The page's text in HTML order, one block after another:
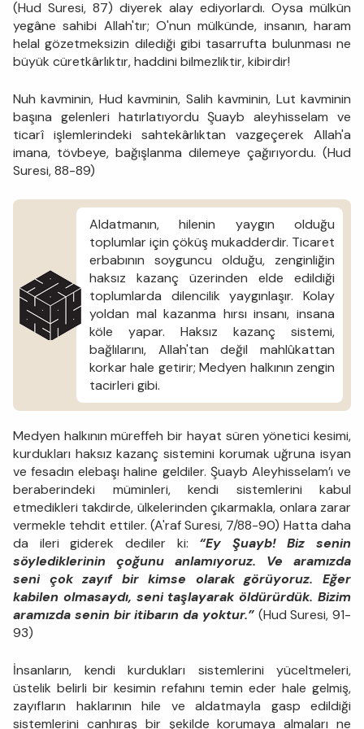
(Hud Suresi, 87) diyerek alay ediyorlardı. Oysa mülkün
yegâne sahibi Allah'tır; O'nun mülkünde, insanın, haram
helal gözetmeksizin dilediği gibi tasarrufta bulunması ne
büyük cüretkârlıktır, haddini bilmezliktir, kibirdir!
Nuh kavminin, Hud kavminin, Salih kavminin, Lut kavminin
başına gelenleri hatırlatıyordu Şuayb aleyhisselam ve
ticarî işlemlerindeki sahtekârlıktan vazgeçerek Allah'a
imana, tövbeye, bağışlanma dilemeye çağırıyordu. (Hud
Suresi, 88-89)
Aldatmanın, hilenin yaygın olduğu
toplumlar için çöküş mukadderdir. Ticaret
erbabının soyguncu olduğu, zenginliğin
haksız kazanç üzerinden elde edildiği
toplumlarda dilencilik yaygınlaşır. Kolay
yoldan mal kazanma hırsı insanı, insana
köle yapar. Haksız kazanç sistemi,
bağlılarını, Allah'tan değil mahlûkattan
korkar hale getirir; Medyen halkının zengin
tacirleri gibi.
Medyen halkının müreffeh bir hayat süren yönetici kesimi,
kurdukları haksız kazanç sistemini korumak uğruna isyan
ve fesadın elebaşı haline geldiler. Şuayb Aleyhisselam’ı ve
beraberindeki müminleri, kendi sistemlerini kabul
etmedikleri takdirde, ülkelerinden çıkarmakla, onlara zarar
vermekle tehdit ettiler. (A'raf Suresi, 7/88-90) Hatta daha
da ileri giderek dediler ki: “Ey Şuayb! Biz senin
söylediklerinin çoğunu anlamıyoruz. Ve aramızda
seni çok zayıf bir kimse olarak görüyoruz. Eğer
kabilen olmasaydı, seni taşlayarak öldürürdük. Bizim
aramızda senin bir itibarın da yoktur.”(Hud Suresi, 91-
93)
İnsanların, kendi kurdukları sistemlerini yüceltmeleri,
üstelik belirli bir kesimin refahını temin eder hale gelmiş,
zayıfların haklarının hile ve aldatmayla gasp edildiği
sistemlerini canhıraş bir şekilde korumaya almaları ne